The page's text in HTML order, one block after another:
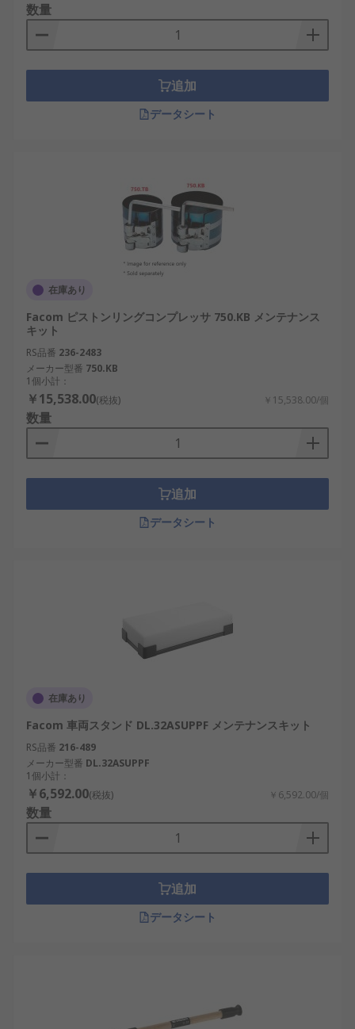
数量
追加
データシート
在庫あり
Facom ピストンリングコンプレッサ 750.KB メンテナンス
キット
RS品番 236-2483
メーカー型番 750.KB
1個小計：
￥15,538.00(税抜) ￥15,538.00/個
数量
追加
データシート
在庫あり
Facom 車両スタンド DL.32ASUPPF メンテナンスキット
RS品番 216-489
メーカー型番 DL.32ASUPPF
1個小計：
￥6,592.00(税抜) ￥6,592.00/個
数量
追加
データシート